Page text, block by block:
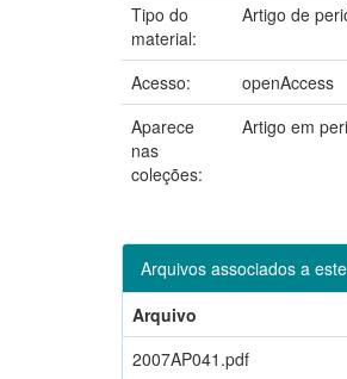
Tipo do
material:
Artigo de
Acesso:
openAccess
Aparece
nas
coleções:
Artigo em
Arquivos associados a
Arquivo
2007AP041.pdf